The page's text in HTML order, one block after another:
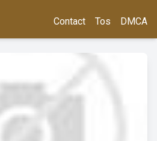
Contact Tos DMCA